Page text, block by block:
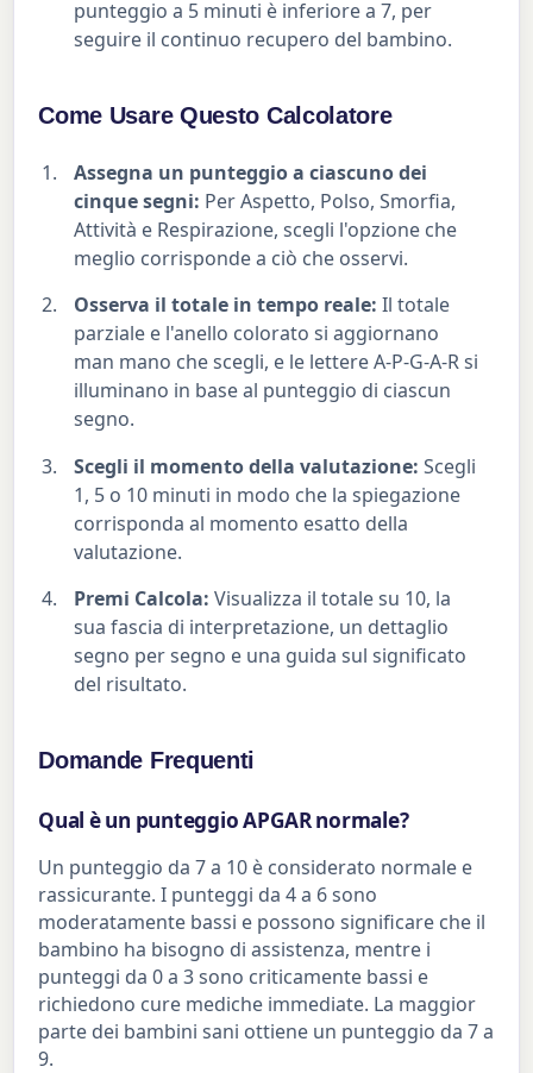
punteggio a 5 minuti è inferiore a 7, per
seguire il continuo recupero del bambino.
Come Usare Questo Calcolatore
Assegna un punteggio a ciascuno dei
cinque segni: Per Aspetto, Polso, Smorfia,
Attività e Respirazione, scegli l'opzione che
meglio corrisponde a ciò che osservi.
Osserva il totale in tempo reale: Il totale
parziale e l'anello colorato si aggiornano
man mano che scegli, e le lettere A-P-G-A-R si
illuminano in base al punteggio di ciascun
segno.
Scegli il momento della valutazione: Scegli
1, 5 o 10 minuti in modo che la spiegazione
corrisponda al momento esatto della
valutazione.
Premi Calcola: Visualizza il totale su 10, la
sua fascia di interpretazione, un dettaglio
segno per segno e una guida sul significato
del risultato.
Domande Frequenti
Qual è un punteggio APGAR normale?
Un punteggio da 7 a 10 è considerato normale e
rassicurante. I punteggi da 4 a 6 sono
moderatamente bassi e possono significare che il
bambino ha bisogno di assistenza, mentre i
punteggi da 0 a 3 sono criticamente bassi e
richiedono cure mediche immediate. La maggior
parte dei bambini sani ottiene un punteggio da 7 a
9.